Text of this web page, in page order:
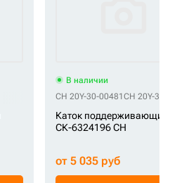
В наличии
CH 20Y-30-00481 CH 20Y-
Каток поддерживающий
СК-6324196 CH
от 5 035 руб